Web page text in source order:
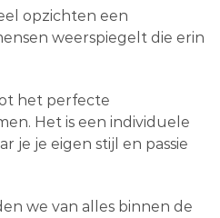
opzichten een
weerspiegelt die erin
het perfecte
Het is een individuele
je je eigen stijl en passie
we van alles binnen de